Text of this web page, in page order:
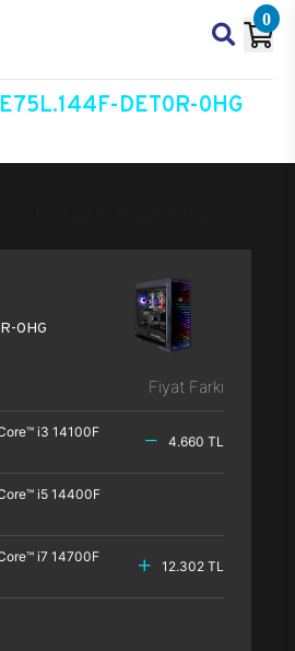
0
DET0R-0HG
0HG
Fiyat Farkı
i3 14100F
4.660 TL
i5 14400F
i7 14700F
12.302 TL